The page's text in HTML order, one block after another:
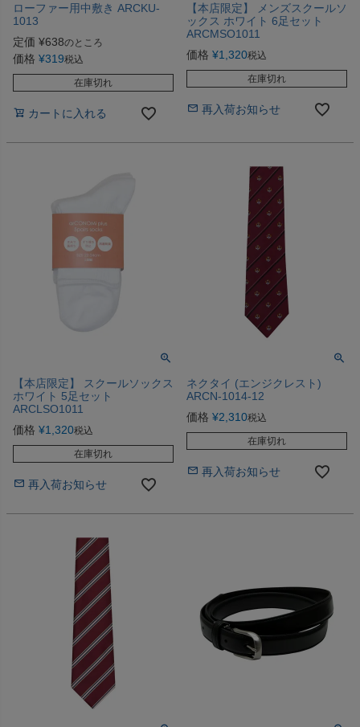
ローファー用中敷き ARCKU-
1013
定価 ¥638のところ
価格 ¥319税込
在庫切れ
カートに入れる
【本店限定】 メンズスクールソ
ックス ホワイト 6足セット
ARCMSO1011
価格 ¥1,320税込
在庫切れ
再入荷お知らせ
【本店限定】 スクールソックス
ホワイト 5足セット
ARCLSO1011
価格 ¥1,320税込
在庫切れ
再入荷お知らせ
ネクタイ (エンジクレスト)
ARCN-1014-12
価格 ¥2,310税込
在庫切れ
再入荷お知らせ